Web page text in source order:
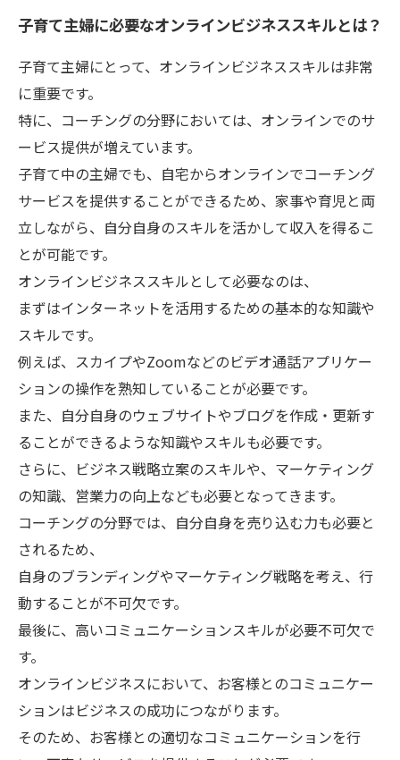
仕事に必要なツールとアプリを使いこなす方法
子育て主婦に必要なオンラインビジネススキルとは？
子育て主婦にとって、オンラインビジネススキルは非常
に重要です。
特に、コーチングの分野においては、オンラインでのサ
ービス提供が増えています。
子育て中の主婦でも、自宅からオンラインでコーチング
サービスを提供することができるため、家事や育児と両
立しながら、自分自身のスキルを活かして収入を得るこ
とが可能です。
オンラインビジネススキルとして必要なのは、
まずはインターネットを活用するための基本的な知識や
スキルです。
例えば、スカイプやZoomなどのビデオ通話アプリケー
ションの操作を熟知していることが必要です。
また、自分自身のウェブサイトやブログを作成・更新す
ることができるような知識やスキルも必要です。
さらに、ビジネス戦略立案のスキルや、マーケティング
の知識、営業力の向上なども必要となってきます。
コーチングの分野では、自分自身を売り込む力も必要と
されるため、
自身のブランディングやマーケティング戦略を考え、行
動することが不可欠です。
最後に、高いコミュニケーションスキルが必要不可欠で
す。
オンラインビジネスにおいて、お客様とのコミュニケー
ションはビジネスの成功につながります。
そのため、お客様との適切なコミュニケーションを行